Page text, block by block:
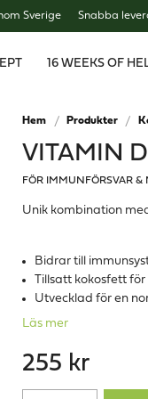
Sverige Snabba
16 WEEKS OF
Hem Produkter
VITAMIN
FÖR IMMUNFÖRSVAR
Unik kombination
Bidrar till
Tillsatt kokosfett
Utvecklad för en
Läs mer
255 kr